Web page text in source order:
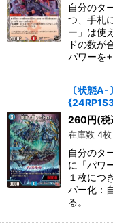
自分のタ
つ、手札
ー」は使
ドの数が
パワーを
〔状態A-
260円(税
在庫数 4枚
自分のタ
に「パワ
１枚につ
パー化：
る。